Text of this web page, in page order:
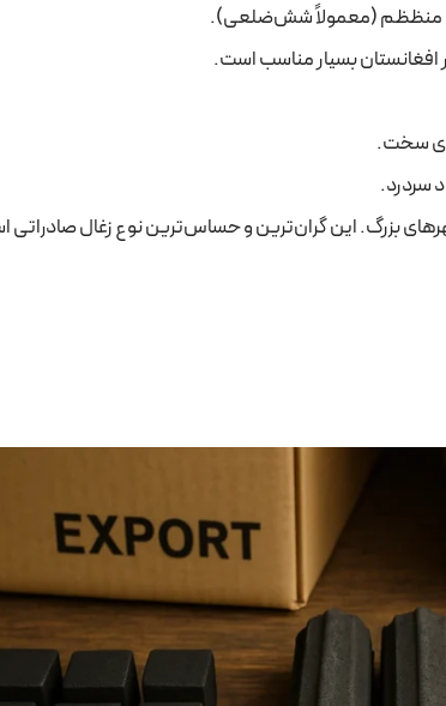
منظظم (معمولاً شش‌ضلعی).
افغانستان بسیار مناسب است.
سخت.
سردرد.
بزرگ. این گران‌ترین و حساس‌ترین نوع زغال